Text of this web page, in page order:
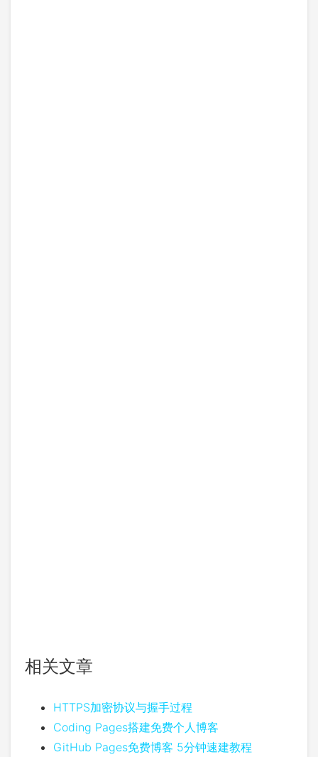
相关文章
HTTPS加密协议与握手过程
Coding Pages搭建免费个人博客
GitHub Pages免费博客 5分钟速建教程